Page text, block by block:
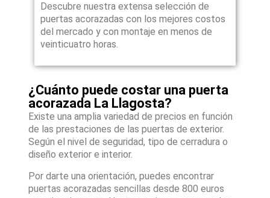
Descubre nuestra extensa selección de
puertas acorazadas con los mejores costos
del mercado y con montaje en menos de
veinticuatro horas.
¿Cuánto puede costar una puerta
acorazada La Llagosta?
Existe una amplia variedad de precios en función
de las prestaciones de las puertas de exterior.
Según el nivel de seguridad, tipo de cerradura o
diseño exterior e interior.
Por darte una orientación, puedes encontrar
puertas acorazadas sencillas desde 800 euros